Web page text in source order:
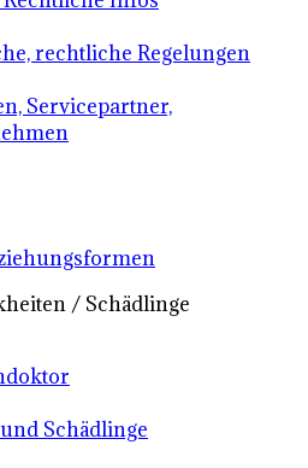
rechtliche Regelungen
Servicepartner,
/ Schädlinge
Schädlinge